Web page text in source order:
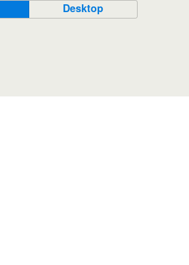
Desktop